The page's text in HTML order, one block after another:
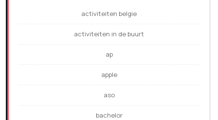
activiteiten belgie
activiteiten in de buurt
ap
apple
aso
bachelor